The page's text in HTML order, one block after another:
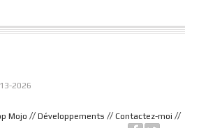
2026
Mojo // Développements // Contactez-moi //